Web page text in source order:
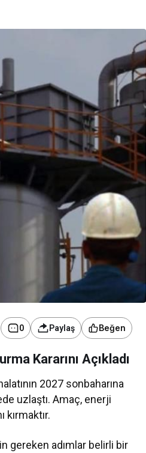
0 Paylaş Beğen
Kararını Açıkladı
2027 sonbaharına
uzlaştı. Amaç, enerji
kırmaktır.
gereken adımlar belirli bir
Teknoloji ve Sanayi Sektöründe
Yeni Yatırım Dönemi Başladı